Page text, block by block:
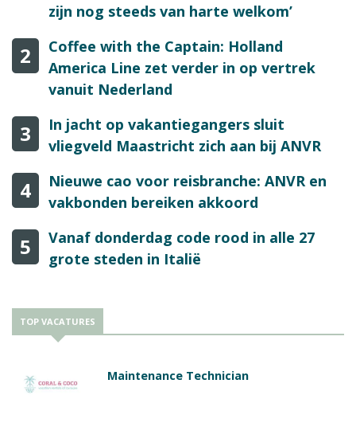
zijn nog steeds van harte welkom’
2
Coffee with the Captain: Holland
America Line zet verder in op vertrek
vanuit Nederland
3
In jacht op vakantiegangers sluit
vliegveld Maastricht zich aan bij ANVR
4
Nieuwe cao voor reisbranche: ANVR en
vakbonden bereiken akkoord
5
Vanaf donderdag code rood in alle 27
grote steden in Italië
TOP VACATURES
Maintenance Technician